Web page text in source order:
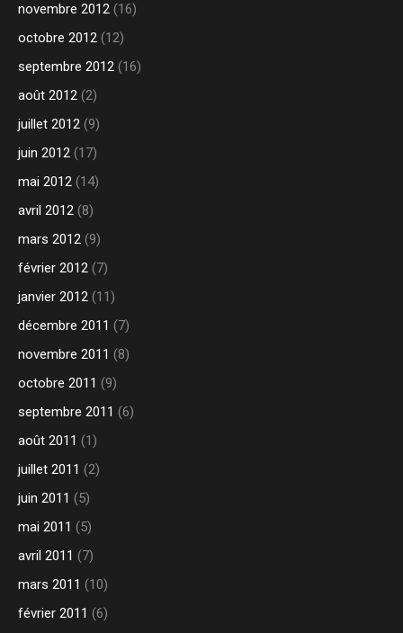
novembre 2012 (16)
octobre 2012 (12)
septembre 2012 (16)
août 2012 (2)
juillet 2012 (9)
juin 2012 (17)
mai 2012 (14)
avril 2012 (8)
mars 2012 (9)
février 2012 (7)
janvier 2012 (11)
décembre 2011 (7)
novembre 2011 (8)
octobre 2011 (9)
septembre 2011 (6)
août 2011 (1)
juillet 2011 (2)
juin 2011 (5)
mai 2011 (5)
avril 2011 (7)
mars 2011 (10)
février 2011 (6)